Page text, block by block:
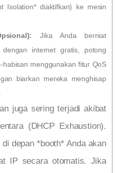
Isolation* diaktifkan) ke mesin
Jika Anda berniat
dengan internet gratis, potong
habisan menggunakan fitur QoS
biarkan mereka menghisap
juga sering terjadi akibat
(DHCP Exhaustion).
depan *booth* Anda akan
IP secara otomatis. Jika